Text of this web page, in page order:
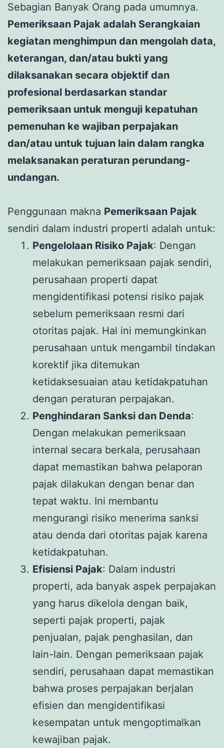
Sebagian Banyak Orang pada umumnya.
Pemeriksaan Pajak adalah Serangkaian
kegiatan menghimpun dan mengolah data,
keterangan, dan/atau bukti yang
dilaksanakan secara objektif dan
profesional berdasarkan standar
pemeriksaan untuk menguji kepatuhan
pemenuhan ke wajiban perpajakan
dan/atau untuk tujuan lain dalam rangka
melaksanakan peraturan perundang-
undangan.
Penggunaan makna Pemeriksaan Pajak
sendiri dalam industri properti adalah untuk:
Pengelolaan Risiko Pajak: Dengan
melakukan pemeriksaan pajak sendiri,
perusahaan properti dapat
mengidentifikasi potensi risiko pajak
sebelum pemeriksaan resmi dari
otoritas pajak. Hal ini memungkinkan
perusahaan untuk mengambil tindakan
korektif jika ditemukan
ketidaksesuaian atau ketidakpatuhan
dengan peraturan perpajakan.
Penghindaran Sanksi dan Denda:
Dengan melakukan pemeriksaan
internal secara berkala, perusahaan
dapat memastikan bahwa pelaporan
pajak dilakukan dengan benar dan
tepat waktu. Ini membantu
mengurangi risiko menerima sanksi
atau denda dari otoritas pajak karena
ketidakpatuhan.
Efisiensi Pajak: Dalam industri
properti, ada banyak aspek perpajakan
yang harus dikelola dengan baik,
seperti pajak properti, pajak
penjualan, pajak penghasilan, dan
lain-lain. Dengan pemeriksaan pajak
sendiri, perusahaan dapat memastikan
bahwa proses perpajakan berjalan
efisien dan mengidentifikasi
kesempatan untuk mengoptimalkan
kewajiban pajak.